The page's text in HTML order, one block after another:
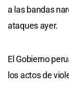
a las bandas
ataques ayer.
El Gobierno
los actos de